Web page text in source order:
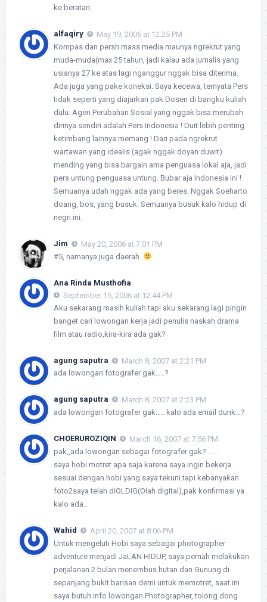
ke beratan.
alfaqiry
May 19, 2006 at 12:25 PM
Kompas dan persh.mass media maunya ngrekrut yang
muda-muda(max 25 tahun, jadi kalau ada jurnalis yang
usianya 27 ke atas lagi nganggur nggak bisa diterima.
Ada juga yang pake koneksi. Saya kecewa, ternyata Pers
tidak seperti yang diajarkan pak Dosen di bangku kuliah
dulu. Agen Perubahan Sosial yang nggak bisa merubah
dirinya sendiri adalah Pers Indonesia ! Duit lebih penting
ketimbang lainnya memang ! Dari pada ngrekrut
wartawan yang idealis (agak nggak doyan duwit)
mending yang bisa bargain ama penguasa lokal aja, jadi
pers untung penguasa untung. Bubar aja Indonesia ini !
Semuanya udah nggak ada yang beres. Nggak Soeharto
doang, bos, yang busuk. Semuanya busuk kalo hidup di
negri ini.
Jim
May 20, 2006 at 7:01 PM
#5, namanya juga daerah.
Ana Rinda Musthofia
September 15, 2006 at 12:44 PM
Aku sekarang masih kuliah tapi aku sekarang lagi pingin
banget cari lowongan kerja jadi penulis naskah drama
film atau radio,kira-kira ada gak?
agung saputra
March 8, 2007 at 2:21 PM
ada lowongan fotografer gak…..?
agung saputra
March 8, 2007 at 2:23 PM
ada lowongan fotografer gak….. kalo ada email dunk…?
CHOERUROZIQIN
March 16, 2007 at 7:56 PM
pak,,ada lowongan sebagai fotografer gak?…….
saya hobi motret apa saja.karena saya ingin bekerja
sesuai dengan hobi yang saya tekuni.tapi kebanyakan
foto2saya telah diOLDIG(Olah digital),pak konfirmasi ya
kalo ada..
Wahid
April 20, 2007 at 8:06 PM
Untuk mengeluti Hobi saya sebagai photographer
adventure menjadi JaLAN HIDUP, saya pernah melakukan
perjalanan 2 bulan menembus hutan dan Gunung di
sepanjang bukit barisan demi untuk memotret, saat ini
saya butuh info lowongan Photographer, tolong dong